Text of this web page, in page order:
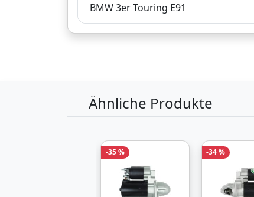
Produktinformationen des Anbieters
BMW 3er Touring E91
Ähnliche Produkte
-35 % -34 %